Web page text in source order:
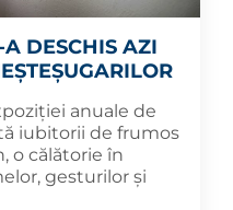
DESCHIS AZI
anuale de
iubitorii de frumos
o călătorie în
gesturilor și